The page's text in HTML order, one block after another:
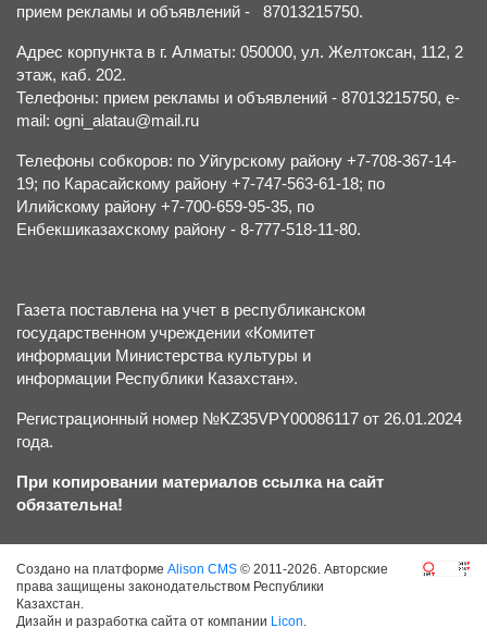
прием рекламы и объявлений - 87013215750.
Адрес корпункта в г. Алматы: 050000, ул. Желтоксан, 112, 2
этаж, каб. 202.
Телефоны: прием рекламы и объявлений - 87013215750, e-
mail: ogni_alatau@mail.ru
Телефоны собкоров: по Уйгурскому району +7-708-367-14-
19; по Карасайскому району +7-747-563-61-18; по
Илийскому району +7-700-659-95-35, по
Енбекшиказахскому району - 8-777-518-11-80.
Газета поставлена на учет в республиканском
государственном учреждении «Комитет
информации Министерства культуры и
информации Республики Казахстан».
Регистрационный номер №KZ35VPY00086117 от 26.01.2024
года.
При копировании материалов ссылка на сайт
обязательна!
Создано на платформе Alison CMS © 2011-2026. Авторские
права защищены законодательством Республики
Казахстан.
Дизайн и разработка сайта от компании Licon